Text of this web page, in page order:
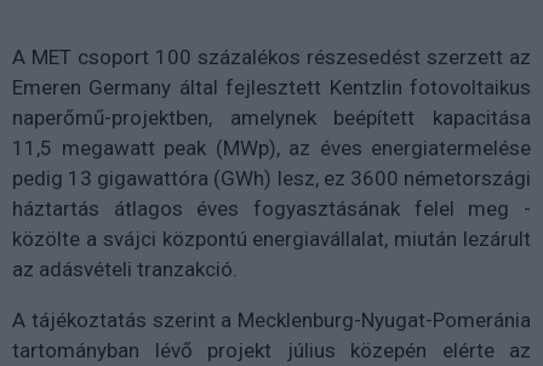
A MET csoport 100 százalékos részesedést szerzett az
Emeren Germany által fejlesztett Kentzlin fotovoltaikus
naperőmű-projektben, amelynek beépített kapacitása
11,5 megawatt peak (MWp), az éves energiatermelése
pedig 13 gigawattóra (GWh) lesz, ez 3600 németországi
háztartás átlagos éves fogyasztásának felel meg -
közölte a svájci központú energiavállalat, miután lezárult
az adásvételi tranzakció.
A tájékoztatás szerint a Mecklenburg-Nyugat-Pomeránia
tartományban lévő projekt július közepén elérte az